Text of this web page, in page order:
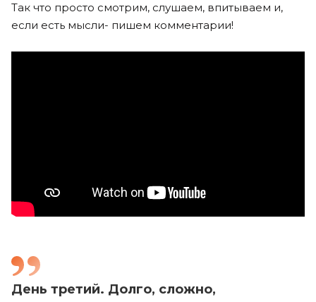
Так что просто смотрим, слушаем, впитываем и,
если есть мысли- пишем комментарии!
День третий. Долго, сложно,